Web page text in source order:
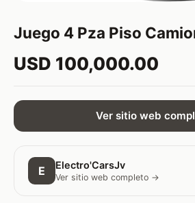
Juego 4 Pza Piso
USD 100,000.00
Ver sitio web
E Electro'CarsJv
Ver sitio web completo →